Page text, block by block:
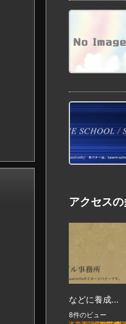
アクセス
などに養成...
8件のビュー